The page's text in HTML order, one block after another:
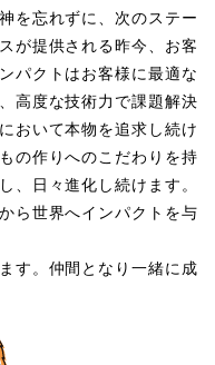
を忘れずに、次のステー
が提供される昨今、お客
パクトはお客様に最適な
高度な技術力で課題解決
おいて本物を追求し続け
の作りへのこだわりを持
、日々進化し続けます。
ら世界へインパクトを与
す。仲間となり一緒に成